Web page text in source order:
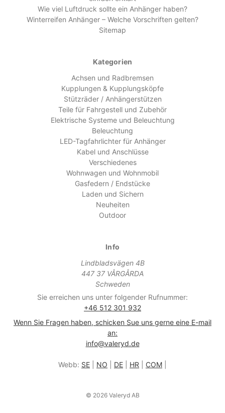
Wie viel Luftdruck sollte ein Anhänger haben?
Winterreifen Anhänger – Welche Vorschriften gelten?
Sitemap
Kategorien
Achsen und Radbremsen
Kupplungen & Kupplungsköpfe
Stützräder / Anhängerstützen
Teile für Fahrgestell und Zubehör
Elektrische Systeme und Beleuchtung
Beleuchtung
LED-Tagfahrlichter für Anhänger
Kabel und Anschlüsse
Verschiedenes
Wohnwagen und Wohnmobil
Gasfedern / Endstücke
Laden und Sichern
Neuheiten
Outdoor
Info
Lindbladsvägen 4B
447 37 VÅRGÅRDA
Schweden
Sie erreichen uns unter folgender Rufnummer:
+46 512 301 932
Wenn Sie Fragen haben, schicken Sue uns gerne eine E-mail
an:
info@valeryd.de
Webb: SE NO DE HR COM
© 2026 Valeryd AB